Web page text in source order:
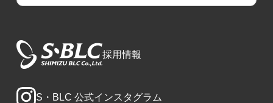
採用情報
S・BLC 公式インスタグラム